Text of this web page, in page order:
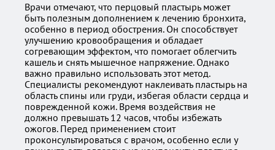
Врачи отмечают, что перцовый пластырь может
быть полезным дополнением к лечению бронхита,
особенно в период обострения. Он способствует
улучшению кровообращения и обладает
согревающим эффектом, что помогает облегчить
кашель и снять мышечное напряжение. Однако
важно правильно использовать этот метод.
Специалисты рекомендуют наклеивать пластырь на
область спины или груди, избегая области сердца и
поврежденной кожи. Время воздействия не
должно превышать 12 часов, чтобы избежать
ожогов. Перед применением стоит
проконсультироваться с врачом, особенно если у